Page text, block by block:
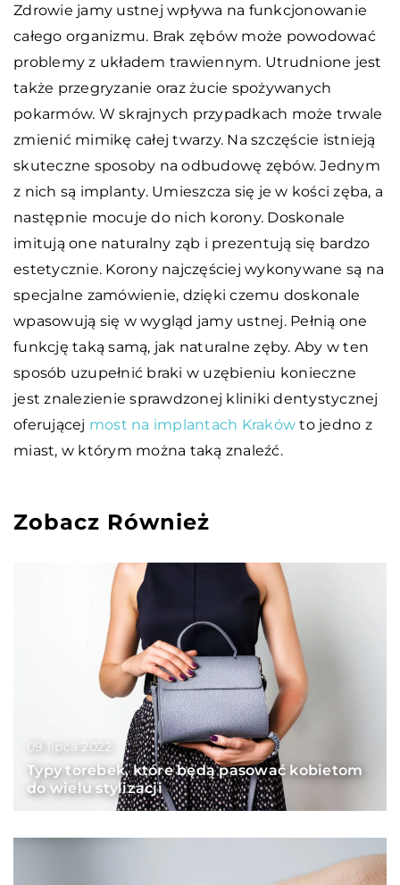
Zdrowie jamy ustnej wpływa na funkcjonowanie
całego organizmu. Brak zębów może powodować
problemy z układem trawiennym. Utrudnione jest
także przegryzanie oraz żucie spożywanych
pokarmów. W skrajnych przypadkach może trwale
zmienić mimikę całej twarzy. Na szczęście istnieją
skuteczne sposoby na odbudowę zębów. Jednym
z nich są implanty. Umieszcza się je w kości zęba, a
następnie mocuje do nich korony. Doskonale
imitują one naturalny ząb i prezentują się bardzo
estetycznie. Korony najczęściej wykonywane są na
specjalne zamówienie, dzięki czemu doskonale
wpasowują się w wygląd jamy ustnej. Pełnią one
funkcję taką samą, jak naturalne zęby. Aby w ten
sposób uzupełnić braki w uzębieniu konieczne
jest znalezienie sprawdzonej kliniki dentystycznej
oferującej most na implantach Kraków to jedno z
miast, w którym można taką znaleźć.
Zobacz Również
09 lipca 2022
Typy torebek, które będą pasować kobietom
do wielu stylizacji